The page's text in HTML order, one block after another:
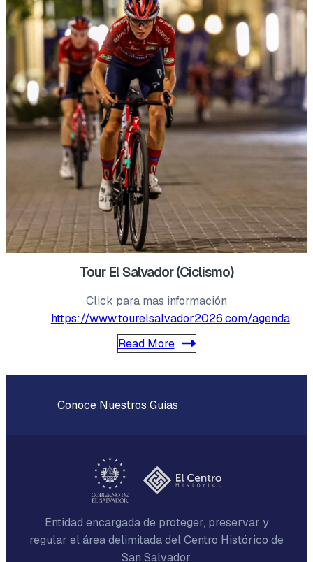
Tour El Salvador (Ciclismo)
Click para mas información
https://www.tourelsalvador2026.com/agenda
Read More
Conoce Nuestros Guías
Entidad encargada de proteger, preservar y
regular el área delimitada del Centro Histórico de
San Salvador.